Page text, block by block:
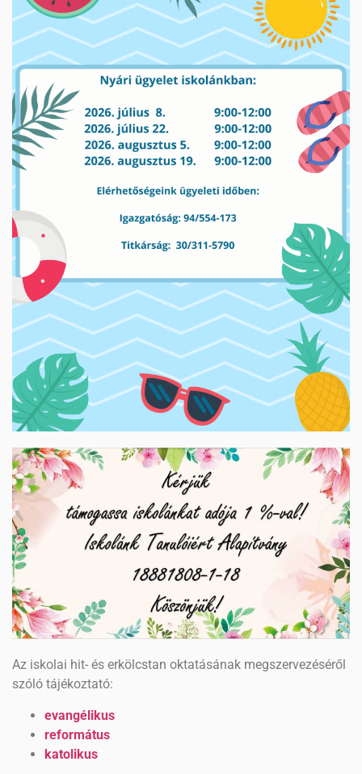
Az iskolai hit- és erkölcstan oktatásának megszervezéséről
szóló tájékoztató:
evangélikus
református
katolikus